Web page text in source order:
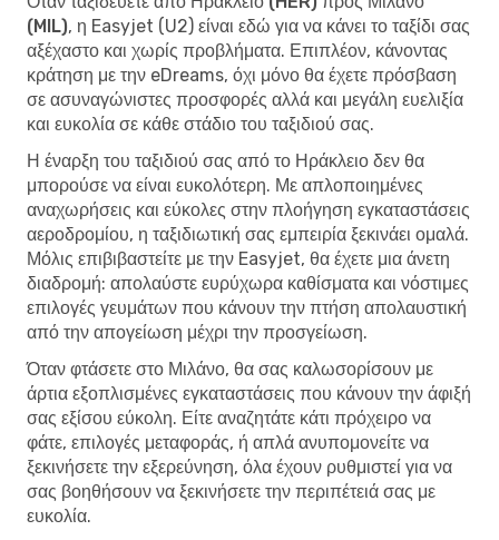
(MIL), η Easyjet (U2) είναι εδώ για να κάνει το ταξίδι σας
αξέχαστο και χωρίς προβλήματα. Επιπλέον, κάνοντας
κράτηση με την eDreams, όχι μόνο θα έχετε πρόσβαση
σε ασυναγώνιστες προσφορές αλλά και μεγάλη ευελιξία
και ευκολία σε κάθε στάδιο του ταξιδιού σας.
Η έναρξη του ταξιδιού σας από το Ηράκλειο δεν θα
μπορούσε να είναι ευκολότερη. Με απλοποιημένες
αναχωρήσεις και εύκολες στην πλοήγηση εγκαταστάσεις
αεροδρομίου, η ταξιδιωτική σας εμπειρία ξεκινάει ομαλά.
Μόλις επιβιβαστείτε με την Easyjet, θα έχετε μια άνετη
διαδρομή: απολαύστε ευρύχωρα καθίσματα και νόστιμες
επιλογές γευμάτων που κάνουν την πτήση απολαυστική
από την απογείωση μέχρι την προσγείωση.
Όταν φτάσετε στο Μιλάνο, θα σας καλωσορίσουν με
άρτια εξοπλισμένες εγκαταστάσεις που κάνουν την άφιξή
σας εξίσου εύκολη. Είτε αναζητάτε κάτι πρόχειρο να
φάτε, επιλογές μεταφοράς, ή απλά ανυπομονείτε να
ξεκινήσετε την εξερεύνηση, όλα έχουν ρυθμιστεί για να
σας βοηθήσουν να ξεκινήσετε την περιπέτειά σας με
ευκολία.